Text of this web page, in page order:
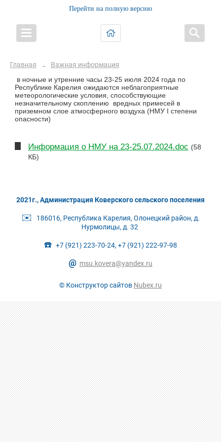
Перейти на полную версию
Главная → Важная информация
в ночные и утренние часы 23-25 июля 2024 года по
Республике Карелия ожидаются неблагоприятные
метеорологические условия, способствующие
незначительному скоплению вредных примесей в
приземном слое атмосферного воздуха (НМУ I степени
опасности)
Информация о НМУ на 23-25.07.2024.doc (58
КБ)
2021г., Администрация Коверского сельского поселения
✉️ 186016, Республика Карелия, Олонецкий район, д.
Нурмолицы, д. 32
☎️ +7 (921) 223-70-24, +7 (921) 222-97-98
@ msu.kovera@yandex.ru
© Конструктор сайтов Nubex.ru